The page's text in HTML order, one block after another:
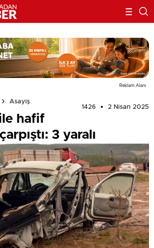
Reklam Alanı
Asayiş
1426
2 Nisan 2025
hafif
3 yaralı